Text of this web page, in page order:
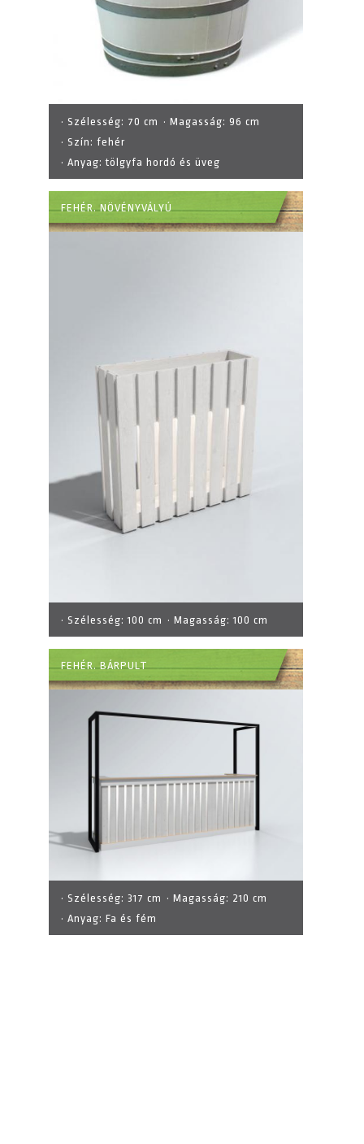
· Szélesség: 70 cm · Magasság: 96 cm
· Szín: fehér
· Anyag:tölgyfa hordó és üveg
FEHÉR. NÖVÉNYVÁLYÚ
· Szélesség:100 cm · Magasság:100 cm
FEHÉR. BÁRPULT
· Szélesség: 317 cm · Magasság: 210 cm
· Anyag: Fa és fém